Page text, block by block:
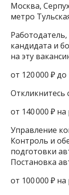
Москва,
метро
кандидата и
на эту
от 120 000 ₽
Откликнитесь
от 140 000 ₽
Управление
Контроль и
подготовки
Постановка
от 100 000 ₽